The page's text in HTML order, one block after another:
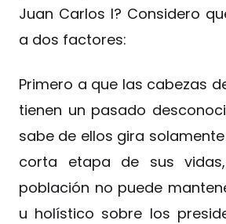
Juan Carlos I? Considero
a dos factores:
Primero a que las cabezas
tienen un pasado
sabe de ellos gira
corta etapa de sus
población no puede
u holístico sobre los